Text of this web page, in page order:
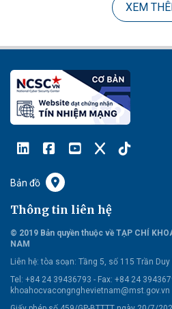
XEM
Bản đồ
Thông tin liên hệ
© 2019 Bản quyền thuộc về TẠP CHÍ
NAM
Liên hệ: tòa soạn: Tầng 5, số 115 Trần Duy
Tel: +84 24 39436793 - Fax: +84 24
khoahocvacongnghevietnam@mst.gov.vn